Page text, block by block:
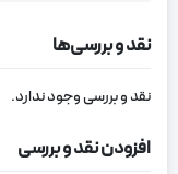
نقد و بررسی‌ها
نقد و بررسی وجود ندارد.
افزودن نقد و بررسی